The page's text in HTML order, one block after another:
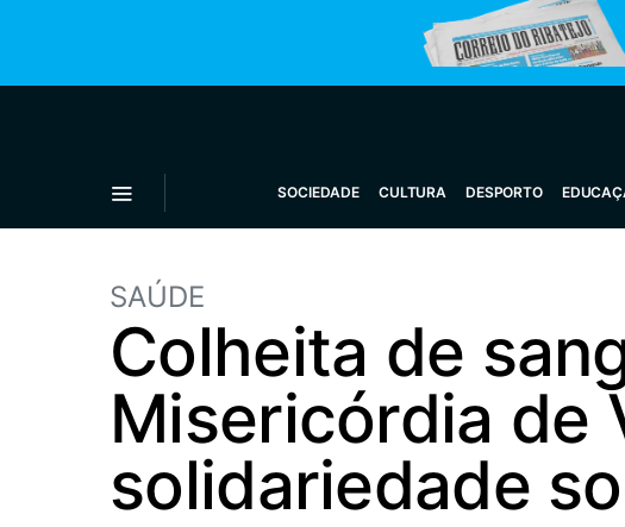
SOCIEDADE CULTURA DESPORTO
SAÚDE
Colheita de
Misericórdia de
solidariedade